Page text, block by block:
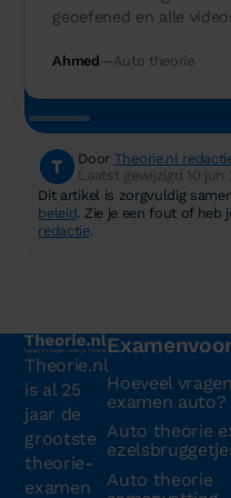
geoefened en alle
Ahmed Auto theorie
Door Theorie.nl
Laatst gewijzigd 10 jun
Dit artikel is zorgvuldig
beleid. Zie je een fout of heb
redactie.
Theorie.nl
is al 25
jaar de
grootste
theorie-
examen
Hoeveel
examen auto?
Auto theorie
Auto theorie